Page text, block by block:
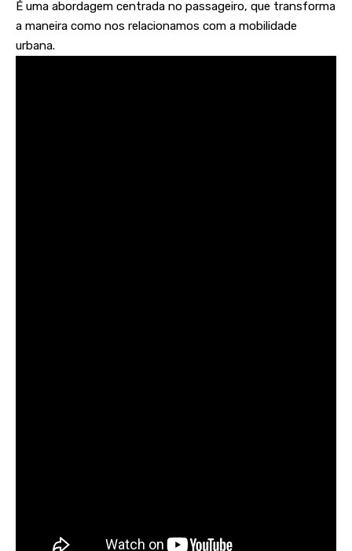
É uma abordagem centrada no passageiro, que transforma
a maneira como nos relacionamos com a mobilidade
urbana.